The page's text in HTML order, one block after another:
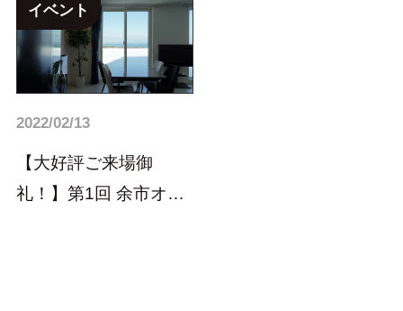
イベント
2022/02/13
【大好評ご来場御
礼！】第1回 余市オー